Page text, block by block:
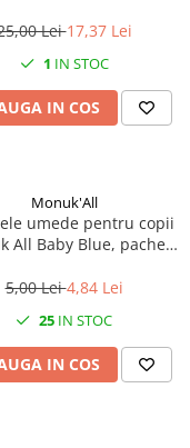
Lei17,37 Lei
1 IN STOC
IN COS
Monuk'All
umede pentru copii
All Baby Blue, pachet
5,00 Lei4,84 Lei
25 IN STOC
IN COS